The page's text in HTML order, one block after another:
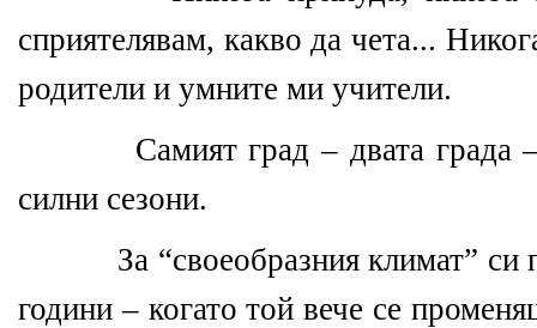
сприятелявам, какво да чета...
родители и умните ми учители.
Самият град – двата града
силни сезони.
За “своеобразния климат”
години – когато той вече се